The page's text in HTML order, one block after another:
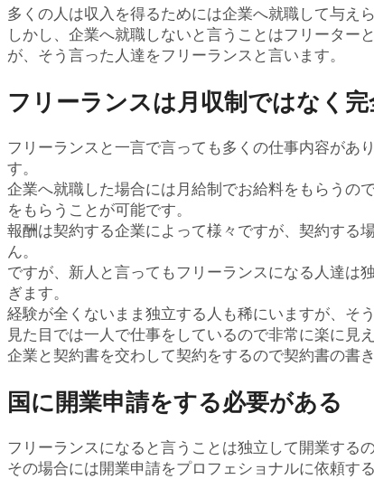
多くの人は収入を得るためには企業へ就職して与え
しかし、企業へ就職しないと言うことはフリーター
が、そう言った人達をフリーランスと言います。
フリーランスは月収制ではなく
フリーランスと一言で言っても多くの仕事内容があ
す。
企業へ就職した場合には月給制でお給料をもらうの
をもらうことが可能です。
報酬は契約する企業によって様々ですが、契約する
ん。
ですが、新人と言ってもフリーランスになる人達は
ぎます。
経験が全くないまま独立する人も稀にいますが、そ
見た目では一人で仕事をしているので非常に楽に見
企業と契約書を交わして契約をするので契約書の書
国に開業申請をする必要がある
フリーランスになると言うことは独立して開業する
その場合には開業申請をプロフェショナルに依頼す